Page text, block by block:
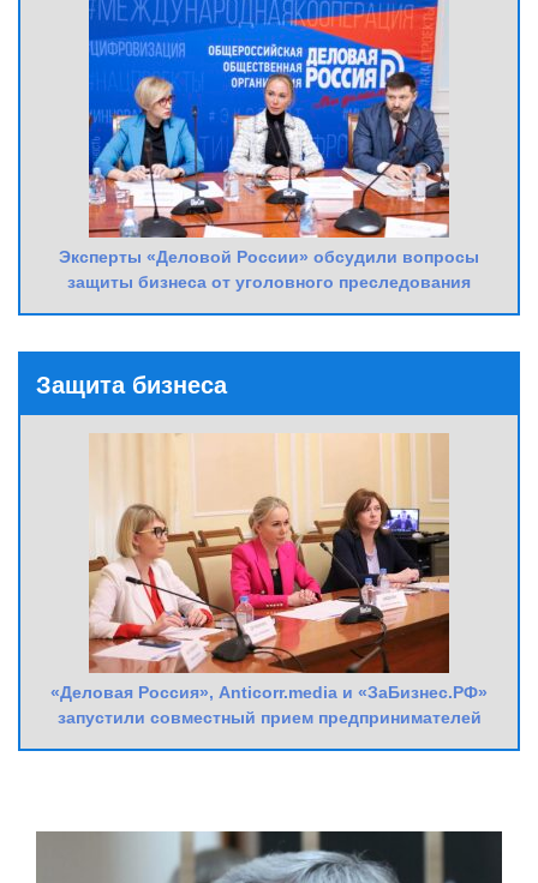
Эксперты «Деловой России» обсудили вопросы
защиты бизнеса от уголовного преследования
Защита бизнеса
«Деловая Россия», Anticorr.media и «ЗаБизнес.РФ»
запустили совместный прием предпринимателей